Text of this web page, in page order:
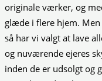
originale værker, og
glæde i flere hjem.
så har vi valgt at lave
og nuværende ejeres
inden de er udsolgt og